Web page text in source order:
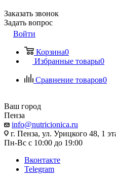
Заказать звонок
Задать вопрос
Войти
Корзина0
Избранные товары0
Сравнение товаров0
Ваш город
Пенза
info@nutricionica.ru
г. Пенза, ул. Урицкого 48, 1
Пн-Вс с 10:00 до 19:00
Вконтакте
Telegram